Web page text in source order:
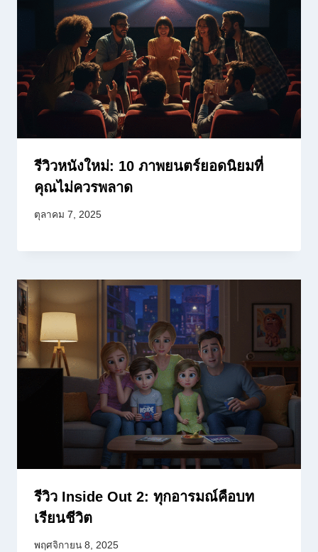
รีวิวหนังใหม่: 10 ภาพยนตร์ยอดนิยมที่
คุณไม่ควรพลาด
ตุลาคม 7, 2025
รีวิว Inside Out 2: ทุกอารมณ์คือบท
เรียนชีวิต
พฤศจิกายน 8, 2025